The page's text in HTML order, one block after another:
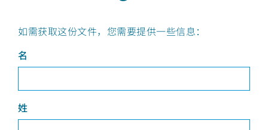
如需获取这份文件，您需要提供一些信息：
名
姓